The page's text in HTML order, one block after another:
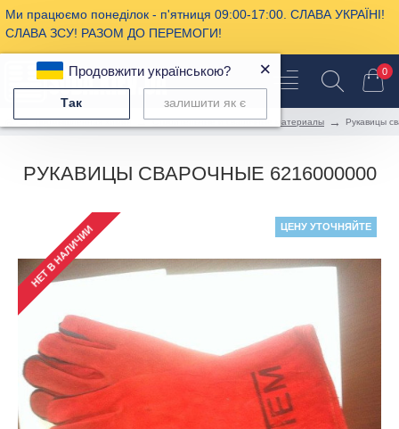
Ми працюємо понеділок - п'ятниця 09:00-17:00. СЛАВА УКРАЇНІ!
СЛАВА ЗСУ! РАЗОМ ДО ПЕРЕМОГИ!
0
Промышленная химия Строительные и сварочные материалы Рукавицы
РУКАВИЦЫ СВАРОЧНЫЕ 6216000000
ЦЕНУ УТОЧНЯЙТЕ
НЕТ В НАЛИЧИИ
Продовжити українською? ×
Так залишити як є